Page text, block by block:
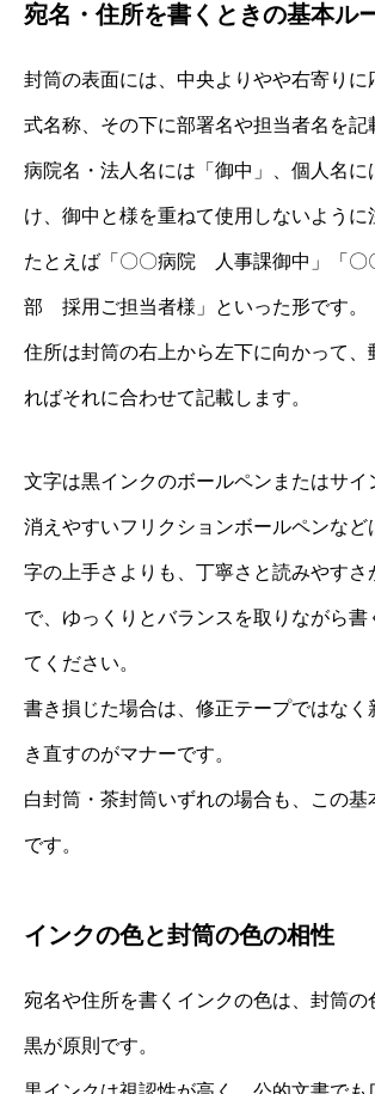
宛名・住所を書くときの基本ル
封筒の表面には、中央よりやや右寄りに
式名称、その下に部署名や担当者名を記
病院名・法人名には「御中」、個人名に
け、御中と様を重ねて使用しないように
たとえば「〇〇病院 人事課御中」「
部 採用ご担当者様」といった形です。
住所は封筒の右上から左下に向かって、
ればそれに合わせて記載します。
文字は黒インクのボールペンまたはサイ
消えやすいフリクションボールペンなど
字の上手さよりも、丁寧さと読みやすさ
で、ゆっくりとバランスを取りながら書
てください。
書き損じた場合は、修正テープではなく
き直すのがマナーです。
白封筒・茶封筒いずれの場合も、この基
です。
インクの色と封筒の色の相性
宛名や住所を書くインクの色は、封筒の
黒が原則です。